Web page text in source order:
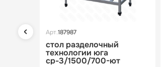
Арт.187987
стол разделочный
технологии юга
ср-3/1500/700-ют